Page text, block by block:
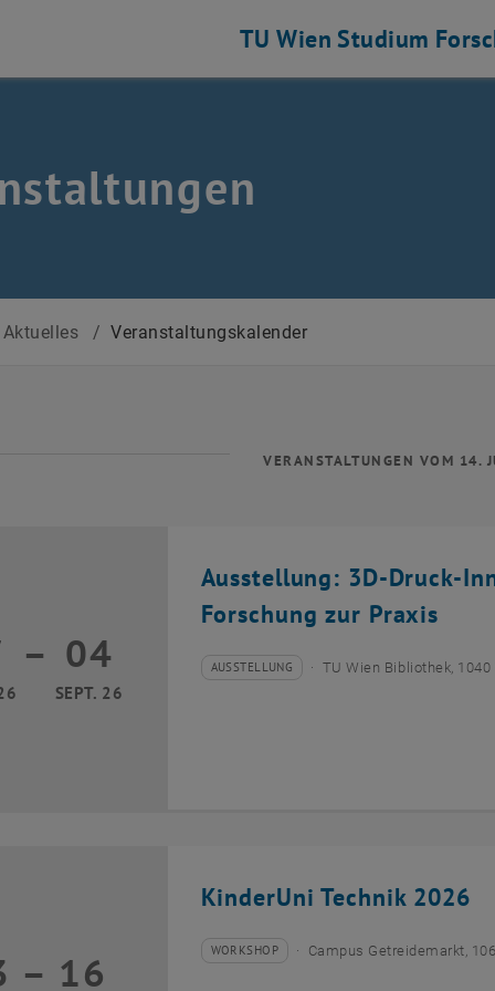
TU Wien Studium
Aktuelles / Veranstaltungskalender
VERANSTALTUNGEN VOM 14.
Ausstellung: 3D-Druck-
Forschung zur Praxis
17 März 2026 bis 04 September 2026
– 04
SEPT. 26
Veranstaltungstyp:
AUSSTELLUNG
Veranstaltungsort: TU Wien Bibliothek,
KinderUni Technik 2026
13 Juli 2026 bis 16 Juli 2026
– 16 Veranstaltungstyp:
WORKSHOP
Veranstaltungsort:Campus Getreidemarkt,